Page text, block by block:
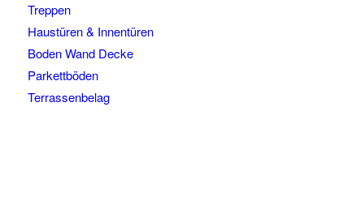
Treppen
Haustüren & Innentüren
Boden Wand Decke
Parkettböden
Terrassenbelag